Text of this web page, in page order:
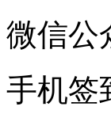
微信公
手机签